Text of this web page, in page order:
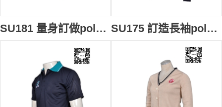
SU181 量身訂做polo校服 訂購學校制服 自製制服中心 學校制服專門店HK SU175 訂造長袖polo恤繡花校服款式polo恤 拼接撞色polo恤 校服polo恤公司